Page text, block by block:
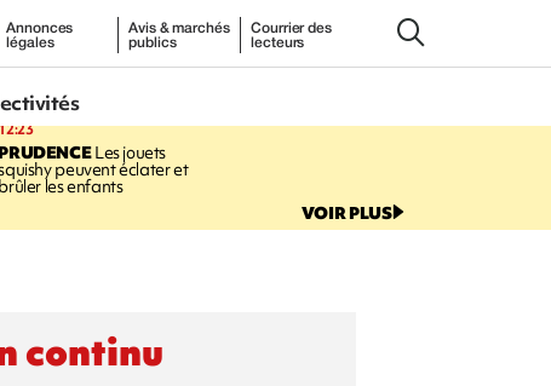
Annonces
légales
Avis & marchés
publics
Courrier des
lecteurs
Les jouets
peuvent éclater et
brûler les enfants
VOIR PLUS
continu